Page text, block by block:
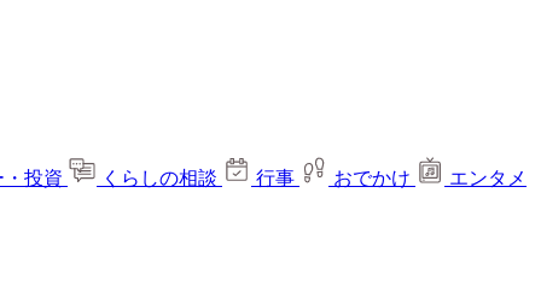
投資 くらしの相談 行事 おでかけ エンタメ